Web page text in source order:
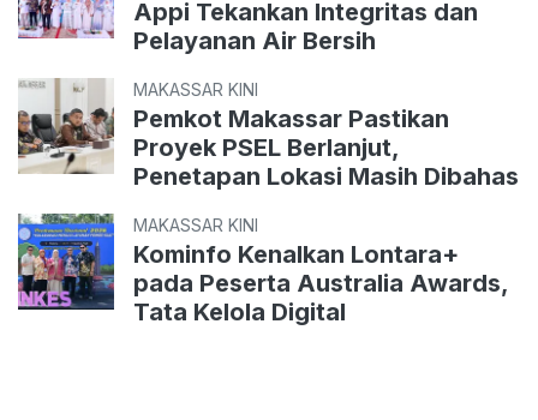
Appi Tekankan Integritas dan
Pelayanan Air Bersih
MAKASSAR KINI
Pemkot Makassar Pastikan
Proyek PSEL Berlanjut,
Penetapan Lokasi Masih Dibahas
MAKASSAR KINI
Kominfo Kenalkan Lontara+
pada Peserta Australia Awards,
Tata Kelola Digital